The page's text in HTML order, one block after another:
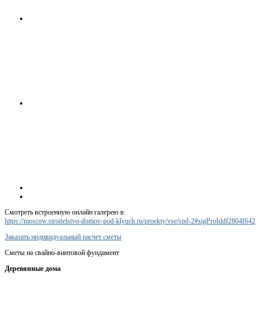
Смотреть встроенную онлайн галерею в:
https://moscow.stroitelstvo-domov-pod-klyuch.ru/proekty/vse/spd-2#sigProIddf2804f642
Заказать индивидуальный расчет сметы
Сметы на свайно-винтовой фундамент
Деревянные дома